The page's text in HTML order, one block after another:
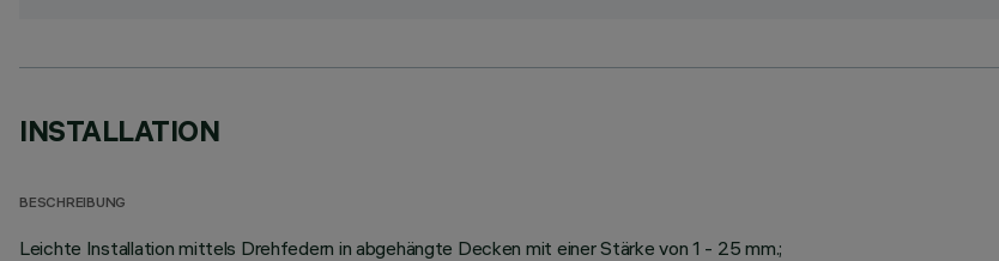
INSTALLATION
BESCHREIBUNG
Leichte Installation mittels Drehfedern in abgehängte Decken mit einer Stärke von 1 - 25 mm.;